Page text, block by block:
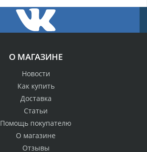
О МАГАЗИНЕ
Новости
Как купить
Доставка
Статьи
Помощь покупателю
О магазине
Отзывы